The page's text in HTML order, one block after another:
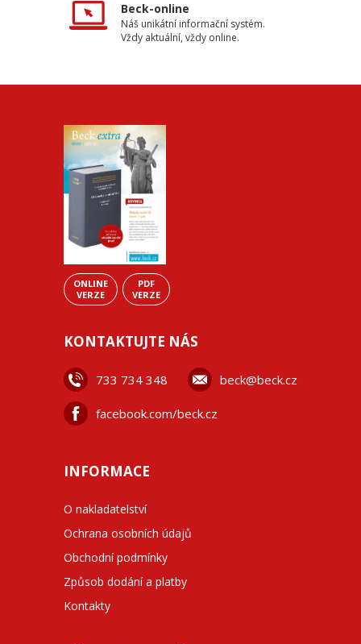
Beck-online
Náš unikátní informační systém.
Vždy aktuální, vždy online.
ONLINE
VERZE
PDF
VERZE
KONTAKTUJTE NÁS
733 734 348 beck@beck.cz
facebook.com/beck.cz
INFORMACE
O nakladatelství
Ochrana osobních údajů
Obchodní podmínky
Způsob dodání a platby
Kontakty